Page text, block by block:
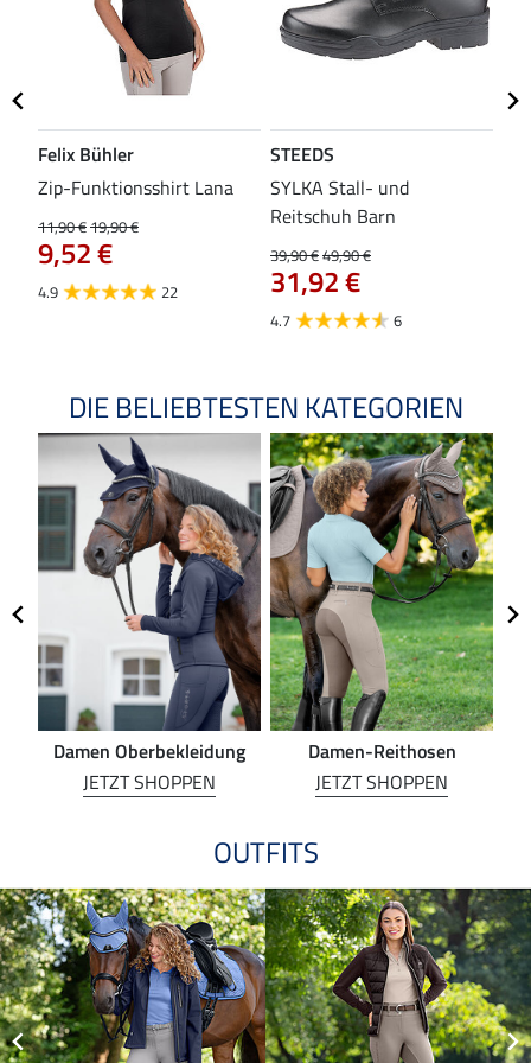
Felix Bühler
Zip-Funktionsshirt Lana
11,90 €19,90 €
9,52 €
4.9 22
STEEDS
SYLKA Stall- und
Reitschuh Barn
39,90 €49,90 €
31,92 €
4.7 6
DIE BELIEBTESTEN KATEGORIEN
Damen Oberbekleidung
JETZT SHOPPEN
Damen-Reithosen
JETZT SHOPPEN
OUTFITS